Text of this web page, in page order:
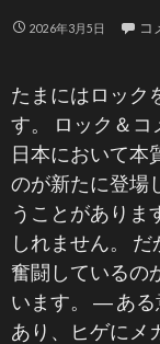
2026年3月5日 コ
たまにはロック
す。 ロック＆コ
日本において本
のが新たに登場
うことがありま
しれません。
奮闘しているの
います。 ― あ
あり、ヒゲにメ